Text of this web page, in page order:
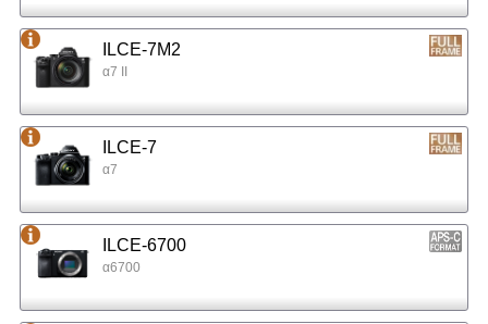
ILCE-7M2
α7 II
ILCE-7
α7
ILCE-6700
α6700